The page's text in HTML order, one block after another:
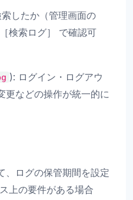
したか（管理画面の
検索ログ］ で確認可
): ログイン・ログアウ
更などの操作が統一的に
、ログの保管期間を設定
上の要件がある場合